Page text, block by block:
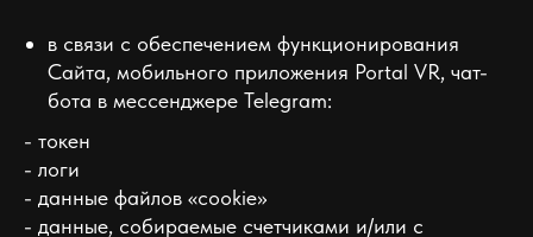
в связи с обеспечением функционирования
Сайта, мобильного приложения Portal VR, чат-
бота в мессенджере Telegram:
- токен
- логи
- данные файлов «cookie»
- данные, собираемые счетчиками и/или с